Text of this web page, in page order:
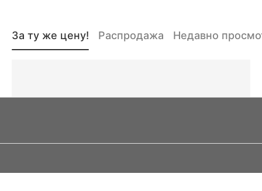
За ту же цену! Распродажа Недавно